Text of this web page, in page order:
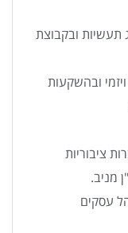
תעשיות ובקבוצת
ובהשקעות
ציבוריות
מניב.
עסקים